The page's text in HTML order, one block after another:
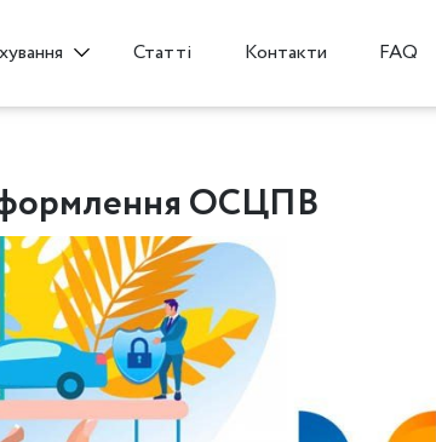
Статті Контакти FAQ
ОСЦПВ